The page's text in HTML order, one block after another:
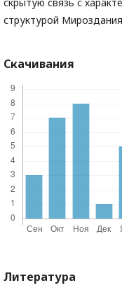
структурой Мироздания
Скачивания
Литература